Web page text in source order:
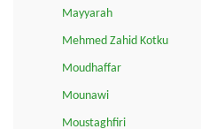
Mayyarah
Mehmed Zahid Kotku
Moudhaffar
Mounawi
Moustaghfiri